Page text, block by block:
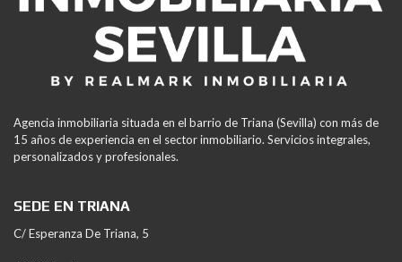
Agencia inmobiliaria situada en el barrio de Triana (Sevilla) con más de
15 años de experiencia en el sector inmobiliario. Servicios integrales,
personalizados y profesionales.
SEDE EN TRIANA
C/ Esperanza De Triana, 5